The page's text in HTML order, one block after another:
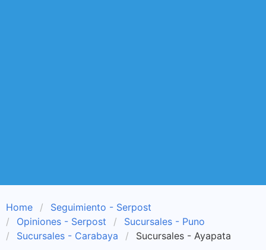
Home
Seguimiento - Serpost
Opiniones - Serpost
Sucursales - Puno
Sucursales - Carabaya
Sucursales - Ayapata